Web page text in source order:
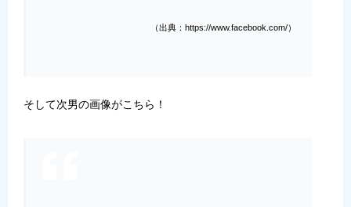
（出典：https://www.facebook.com/）
そして次男の画像がこちら！